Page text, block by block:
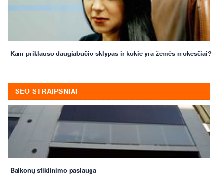
Kam priklauso daugiabučio sklypas ir kokie yra žemės mokesčiai?
SEO STRAIPSNIAI
Balkonų stiklinimo paslauga